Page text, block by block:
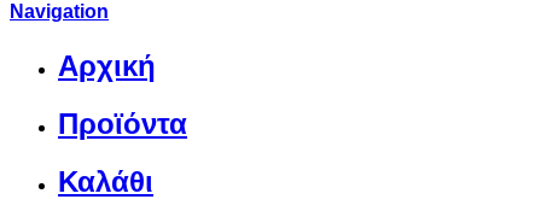
Navigation
Αρχική
Προϊόντα
Καλάθι